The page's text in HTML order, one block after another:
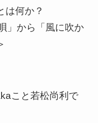
は何か？
」から「風に吹か
こと若松尚利で